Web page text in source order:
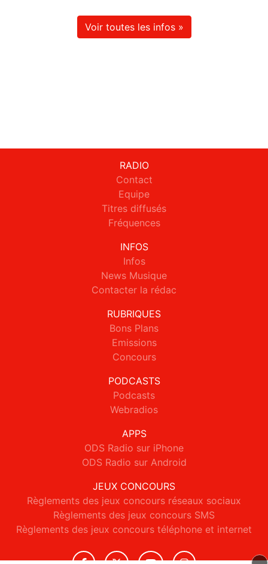
Voir toutes les infos »
RADIO
Contact
Equipe
Titres diffusés
Fréquences
INFOS
Infos
News Musique
Contacter la rédac
RUBRIQUES
Bons Plans
Emissions
Concours
PODCASTS
Podcasts
Webradios
APPS
ODS Radio sur iPhone
ODS Radio sur Android
JEUX CONCOURS
Règlements des jeux concours réseaux sociaux
Règlements des jeux concours SMS
Règlements des jeux concours téléphone et internet